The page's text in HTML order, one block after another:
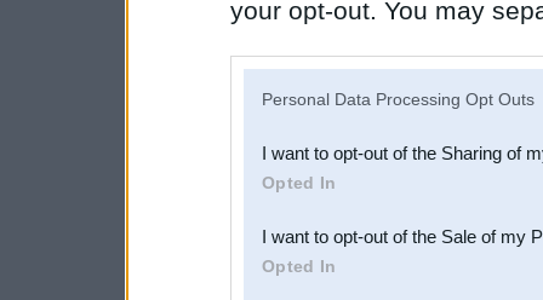
your opt-out. You may
Downstream Participants
third parties.
Personal Data Processing Opt Outs
I want to opt-out of the Sharing of
Opted In
I want to opt-out of the Sale of my
Opted In